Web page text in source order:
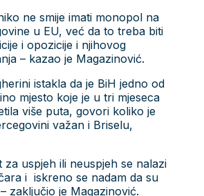
ne smije imati monopol na
u EU, već da to treba biti
i opozicije i njihovog
– kazao je Magazinović.
istakla da je BiH jedno od
mjesto koje je u tri mjeseca
više puta, govori koliko je
važan i Briselu,
uspjeh ili neuspjeh se nalazi
i iskreno se nadam da su
zaključio je Magazinović.